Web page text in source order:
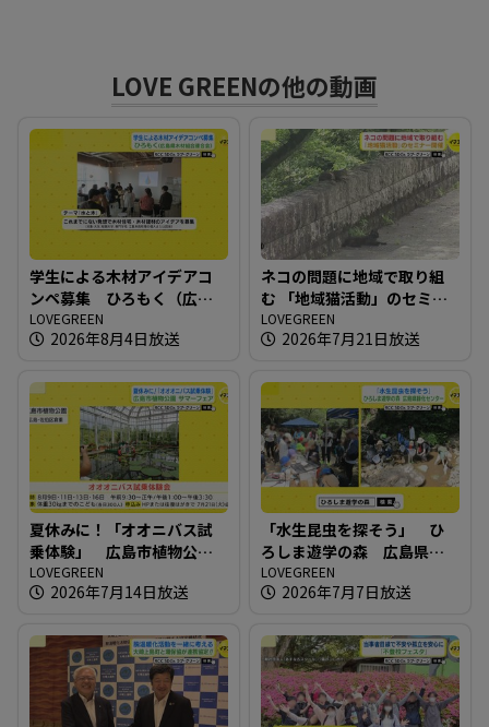
LOVE GREENの他の動画
学生による木材アイデアコ
ンペ募集 ひろもく（広島
県木材組合連合会）
LOVEGREEN
2026年8月4日放送
ネコの問題に地域で取り組
む 「地域猫活動」のセミナ
ー開催
LOVEGREEN
2026年7月21日放送
夏休みに！「オオニバス試
乗体験」 広島市植物公園
サマーフェア
LOVEGREEN
2026年7月14日放送
「水生昆虫を探そう」 ひ
ろしま遊学の森 広島県緑
化センター
LOVEGREEN
2026年7月7日放送